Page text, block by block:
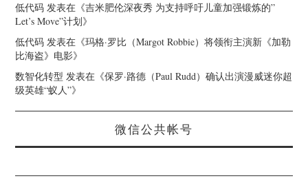
低代码 发表在《吉米肥伦深夜秀 为支持呼吁儿童加强锻炼的”
Let’s Move”计划》
低代码 发表在《玛格·罗比（Margot Robbie）将领衔主演新《加勒
比海盗》电影》
数智化转型 发表在《保罗·路德（Paul Rudd）确认出演漫威迷你超
级英雄“蚁人”》
微信公共帐号